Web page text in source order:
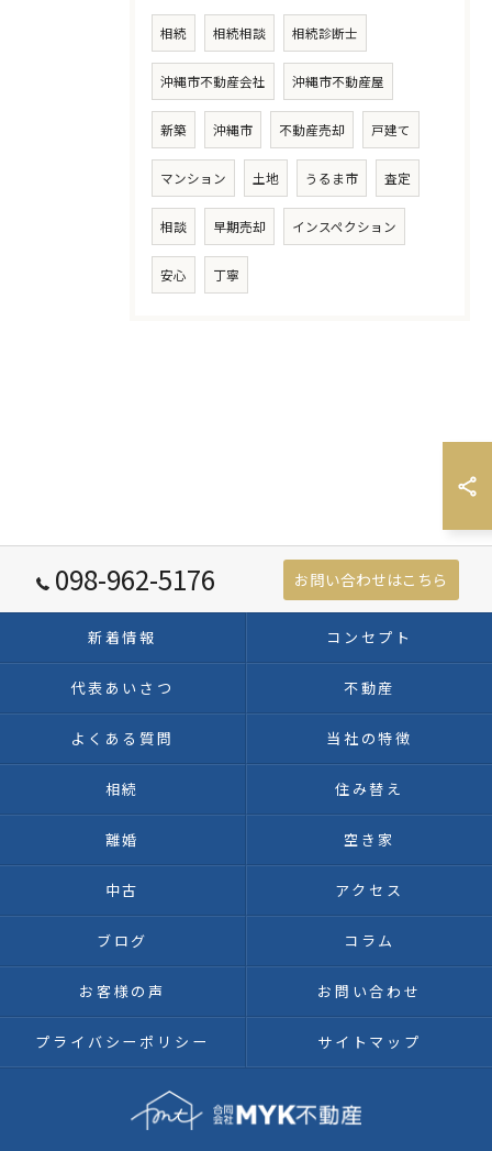
相続 相続相談 相続診断士
沖縄市不動産会社 沖縄市不動産屋
新築 沖縄市 不動産売却 戸建て
マンション 土地 うるま市 査定
相談 早期売却 インスペクション
安心 丁寧
098-962-5176 お問い合わせはこちら
新着情報 コンセプト
代表あいさつ 不動産
よくある質問 当社の特徴
相続 住み替え
離婚 空き家
中古 アクセス
ブログ コラム
お客様の声 お問い合わせ
プライバシーポリシー サイトマップ